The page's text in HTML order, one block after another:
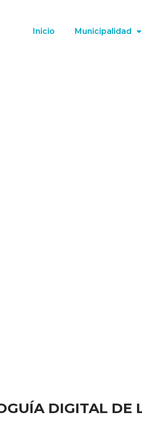
Inicio Municipalidad
DIGITAL DE